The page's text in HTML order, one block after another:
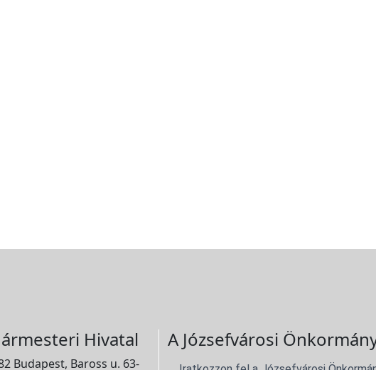
Hivatal
Budapest, Baross u. 63-
A Józsefvárosi